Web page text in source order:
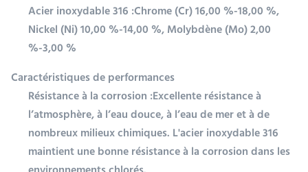
Acier inoxydable 316 :Chrome (Cr) 16,00 %-18,00 %,
Nickel (Ni) 10,00 %-14,00 %, Molybdène (Mo) 2,00
%-3,00 %
Caractéristiques de performances
Résistance à la corrosion :Excellente résistance à
l’atmosphère, à l’eau douce, à l’eau de mer et à de
nombreux milieux chimiques. L'acier inoxydable 316
maintient une bonne résistance à la corrosion dans les